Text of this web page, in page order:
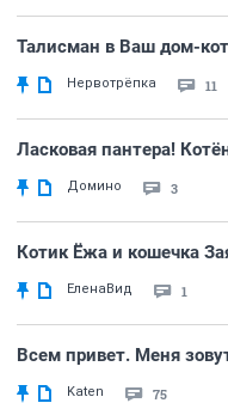
Талисман в Ваш дом-
Нервотрёпка 11
Ласковая пантера!
Домино 3
Котик Ёжа и кошечка
ЕленаВид 1
Всем привет. Меня
Katen 75